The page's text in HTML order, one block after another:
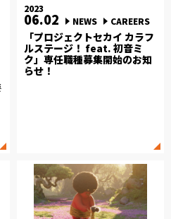
2023
06.02 NEWS CAREERS
「プロジェクトセカイ カラフ
ルステージ！ feat. 初音ミ
ク」専任職種募集開始のお知
らせ！